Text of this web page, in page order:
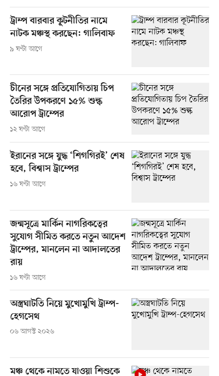
ট্রাম্প বারবার কূটনীতির নামে
নাটক মঞ্চস্থ করছেন: গালিবাফ
৯ ঘণ্টা আগে
চীনের সঙ্গে প্রতিযোগিতায় চিপ
তৈরির উপকরণে ১৫% শুল্ক
আরোপ ট্রাম্পের
১২ ঘণ্টা আগে
ইরানের সঙ্গে যুদ্ধ ‘শিগগিরই’ শেষ
হবে, বিশ্বাস ট্রাম্পের
১৬ ঘণ্টা আগে
জন্মসূত্রে মার্কিন নাগরিকত্বের
সুযোগ সীমিত করতে নতুন আদেশ
ট্রাম্পের, মানলেন না আদালতের
রায়
১৬ ঘণ্টা আগে
অস্ত্রঘাটতি নিয়ে মুখোমুখি ট্রাম্প-
হেগসেথ
০৬ আগস্ট ২০২৬
মঞ্চ থেকে নামতে যাওয়া শিশুকে